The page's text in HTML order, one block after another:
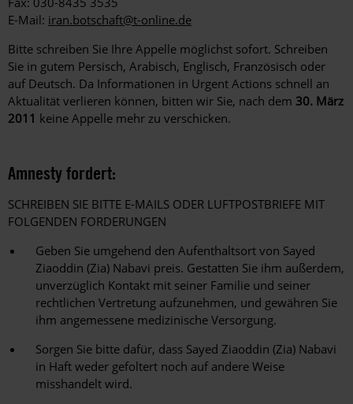
E-Mail: iran.botschaft@t-online.de
Bitte schreiben Sie Ihre Appelle möglichst sofort. Schreiben
Sie in gutem Persisch, Arabisch, Englisch, Französisch oder
auf Deutsch. Da Informationen in Urgent Actions schnell an
Aktualität verlieren können, bitten wir Sie, nach dem 30. März
2011 keine Appelle mehr zu verschicken.
Amnesty fordert:
SCHREIBEN SIE BITTE E-MAILS ODER LUFTPOSTBRIEFE MIT
FOLGENDEN FORDERUNGEN
Geben Sie umgehend den Aufenthaltsort von Sayed
Ziaoddin (Zia) Nabavi preis. Gestatten Sie ihm außerdem,
unverzüglich Kontakt mit seiner Familie und seiner
rechtlichen Vertretung aufzunehmen, und gewähren Sie
ihm angemessene medizinische Versorgung.
Sorgen Sie bitte dafür, dass Sayed Ziaoddin (Zia) Nabavi
in Haft weder gefoltert noch auf andere Weise
misshandelt wird.